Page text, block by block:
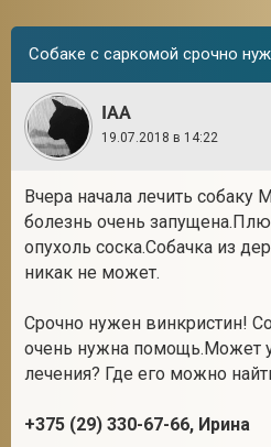
Собаке с саркомой срочно
IAA
19.07.2018 в 14:22
Вчера начала лечить собаку
болезнь очень
опухоль соска.Собачка из
никак не может.
Срочно нужен винкристин!
очень нужна помощь.Может у
лечения? Где его можно
+375 (29) 330-67-66, Ирина